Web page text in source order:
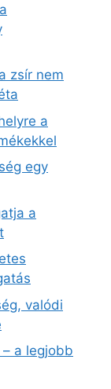
zsír nem
a
egy
a
valódi
a legjobb